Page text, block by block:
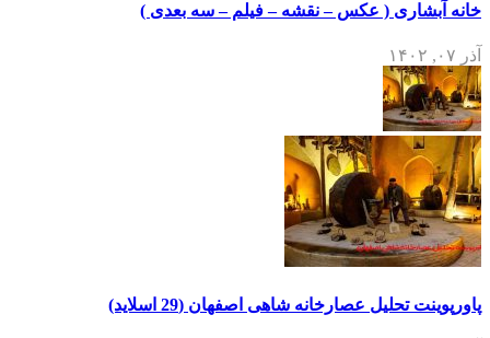
خانه آبشاری ( عکس – نقشه – فیلم – سه بعدی )
آذر ۰۷, ۱۴۰۲
پاورپوینت تحلیل عصارخانه شاهی اصفهان (29 اسلاید)